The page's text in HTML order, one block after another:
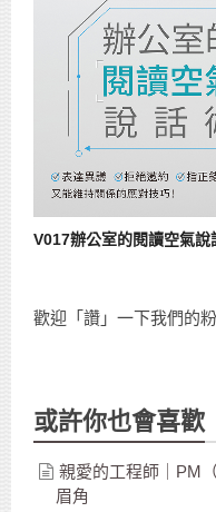
V017辦公室的閱讀空氣說
歡迎「讚」一下我們的
或許你也會喜歡
親愛的工程師｜PM
眉角